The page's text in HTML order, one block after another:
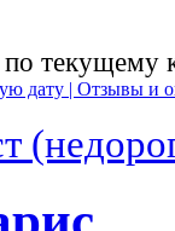
текущему
дату | Отзывы и